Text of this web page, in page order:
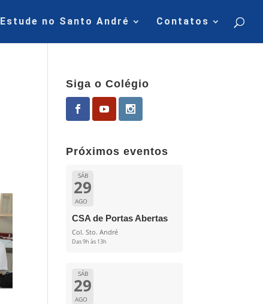
Estude no Santo André Contatos
Siga o Colégio
Próximos eventos
SÁB
29
AGO
CSA de Portas Abertas
Col. Sto. André
Das 9h às 13h
SÁB
29
AGO